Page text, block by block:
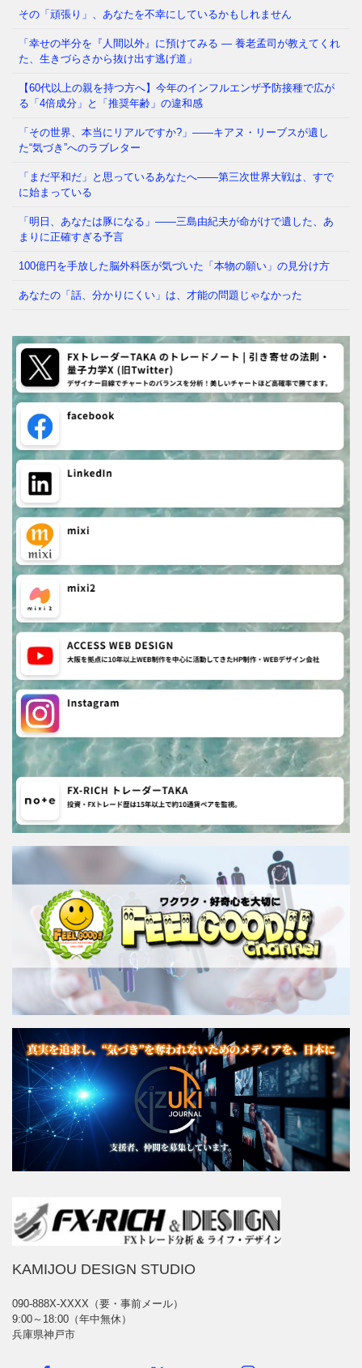
蔵庫の中で、腐った野菜が隣の新鮮な野菜まで傷ませ
てしまう——そんな経験、
その「頑張り」、あなたを不幸にしているかもしれません
「幸せの半分を『人間以外』に預けてみる ― 養老孟司が教えてくれ
た、生きづらさから抜け出す逃げ道」
【60代以上の親を持つ方へ】今年のインフルエンザ予防接種で広が
る「4倍成分」と「推奨年齢」の違和感
「その世界、本当にリアルですか?」——キアヌ・リーブスが遺し
た“気づき”へのラブレター
「まだ平和だ」と思っているあなたへ——第三次世界大戦は、すで
に始まっている
「明日、あなたは豚になる」——三島由紀夫が命がけで遺した、あ
まりに正確すぎる予言
100億円を手放した脳外科医が気づいた「本物の願い」の見分け方
あなたの「話、分かりにくい」は、才能の問題じゃなかった
KAMIJOU DESIGN STUDIO
090-888X-XXXX（要・事前メール）
9:00～18:00（年中無休）
兵庫県神戸市